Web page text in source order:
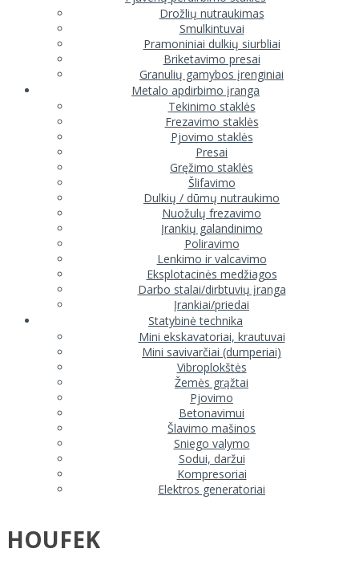
Drožlių nutraukimas
Smulkintuvai
Pramoniniai dulkių siurbliai
Briketavimo presai
Granulių gamybos įrenginiai
Metalo apdirbimo įranga
Tekinimo staklės
Frezavimo staklės
Pjovimo staklės
Presai
Gręžimo staklės
Šlifavimo
Dulkių / dūmų nutraukimo
Nuožulų frezavimo
Įrankių galandinimo
Poliravimo
Lenkimo ir valcavimo
Eksplotacinės medžiagos
Darbo stalai/dirbtuvių įranga
Įrankiai/priedai
Statybinė technika
Mini ekskavatoriai, krautuvai
Mini savivarčiai (dumperiai)
Vibroplokštės
Žemės grąžtai
Pjovimo
Betonavimui
Šlavimo mašinos
Sniego valymo
Sodui, daržui
Kompresoriai
Elektros generatoriai
HOUFEK